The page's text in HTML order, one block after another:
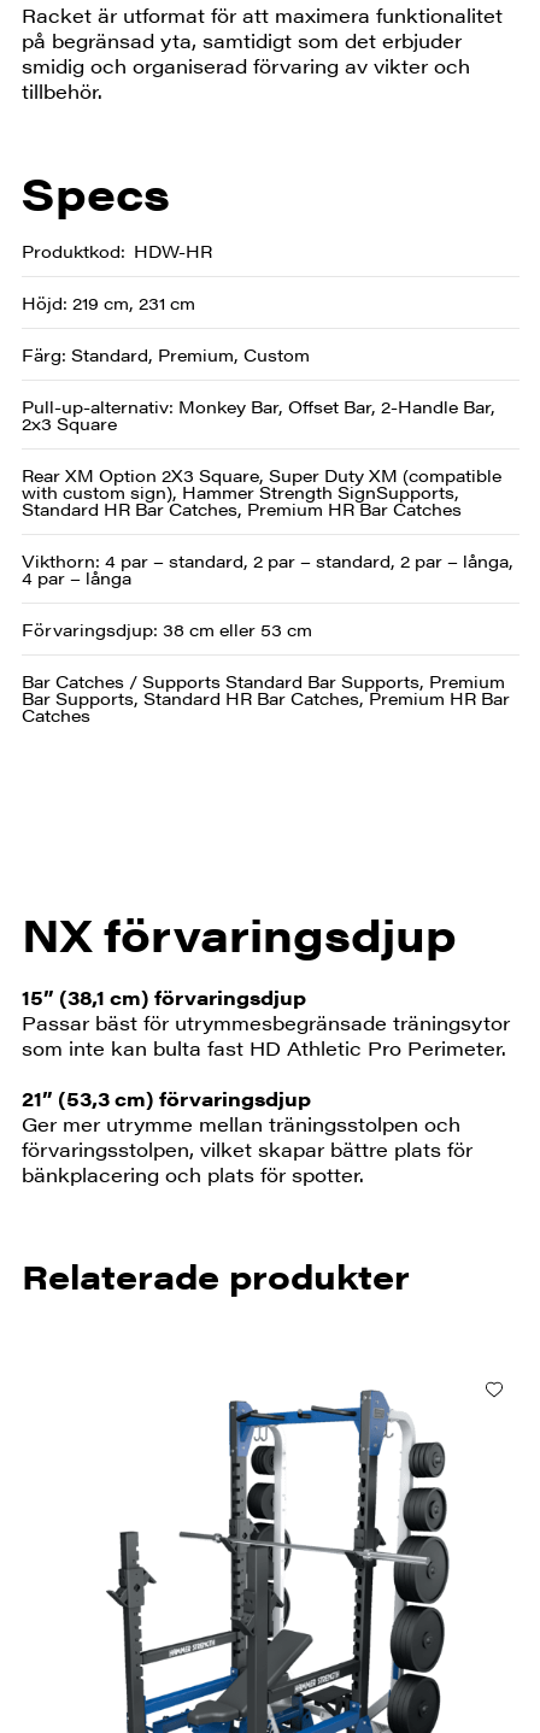
Racket är utformat för att maximera funktionalitet
på begränsad yta, samtidigt som det erbjuder
smidig och organiserad förvaring av vikter och
tillbehör.
Specs
Produktkod HDW-HR
Höjd: 219 cm, 231 cm
Färg: Standard, Premium, Custom
Pull-up-alternativ: Monkey Bar, Offset Bar, 2-Handle Bar,
2x3 Square
Rear XM Option 2X3 Square, Super Duty XM (compatible
with custom sign), Hammer Strength SignSupports,
Standard HR Bar Catches, Premium HR Bar Catches
Vikthorn: 4 par – standard, 2 par – standard, 2 par – långa,
4 par – långa
Förvaringsdjup: 38 cm eller 53 cm
Bar Catches / Supports Standard Bar Supports, Premium
Bar Supports, Standard HR Bar Catches, Premium HR Bar
Catches
NX förvaringsdjup
15” (38,1 cm) förvaringsdjup
Passar bäst för utrymmesbegränsade träningsytor
som inte kan bulta fast HD Athletic Pro Perimeter.
21” (53,3 cm) förvaringsdjup
Ger mer utrymme mellan träningsstolpen och
förvaringsstolpen, vilket skapar bättre plats för
bänkplacering och plats för spotter.
Relaterade produkter